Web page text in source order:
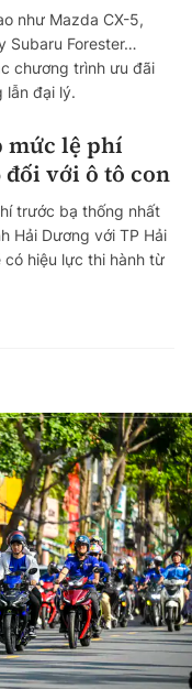
như Mazda CX-5,
Subaru Forester…
chương trình ưu đãi
lẫn đại lý.
mức lệ phí
với ô tô con
trước bạ thống nhất
Hải Dương với TP Hải
có hiệu lực thi hành từ